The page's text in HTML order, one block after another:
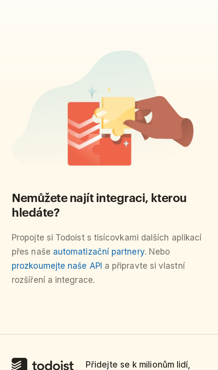
Nemůžete najít integraci, kterou
hledáte?
Propojte si Todoist s tisícovkami dalších aplikací
přes naše automatizační partnery. Nebo
prozkoumejte naše API a připravte si vlastní
rozšíření a integrace.
Přidejte se k milionům lidí,